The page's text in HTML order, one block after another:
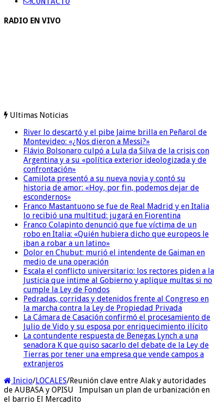
RADIO EN VIVO
Ultimas Noticias
River lo descartó y el pibe Jaime brilla en Peñarol de
Montevideo: «¿Nos dieron a Messi?»
Flávio Bolsonaro culpó a Lula da Silva de la crisis con
Argentina y a su «política exterior ideologizada y de
confrontación»
Camilota presentó a su nueva novia y contó su
historia de amor: «Hoy, por fin, podemos dejar de
escondernos»
Franco Mastantuono se fue de Real Madrid y en Italia
lo recibió una multitud: jugará en Fiorentina
Franco Colapinto denunció que fue víctima de un
robo en Italia: «Quién hubiera dicho que europeos le
iban a robar a un latino»
Dolor en Chubut: murió el intendente de Gaiman en
medio de una operación
Escala el conflicto universitario: los rectores piden a la
Justicia que intime al Gobierno y aplique multas si no
cumple la Ley de Fondos
Pedradas, corridas y detenidos frente al Congreso en
la marcha contra la Ley de Propiedad Privada
La Cámara de Casación confirmó el procesamiento de
Julio de Vido y su esposa por enriquecimiento ilícito
La contundente respuesta de Benegas Lynch a una
senadora K que quiso sacarlo del debate de la Ley de
Tierras por tener una empresa que vende campos a
extranjeros
Inicio/LOCALES/Reunión clave entre Alak y autoridades
de AUBASA y OPISU Impulsan un plan de urbanización en
el barrio El Mercadito